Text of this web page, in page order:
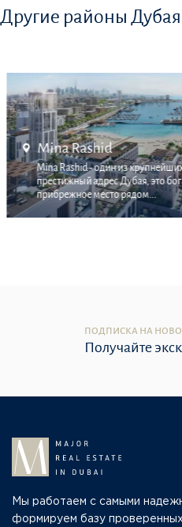
Другие районы Дубая
Mina Rashid
Mina Rashid - один из
престижный адрес Дубая, это
прибрежное место рядом...
ПОДПИСКА НА
Получайте
Мы работаем с самыми
формируем базу